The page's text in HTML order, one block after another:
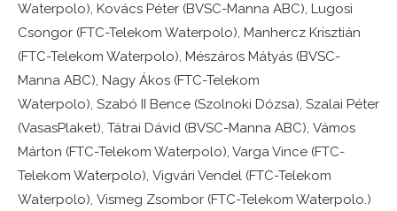
Waterpolo), Kovács Péter (BVSC-Manna ABC), Lugosi
Csongor (FTC-Telekom Waterpolo), Manhercz Krisztián
(FTC-Telekom Waterpolo), Mészáros Mátyás (BVSC-
Manna ABC), Nagy Ákos (FTC-Telekom
Waterpolo), Szabó II Bence (Szolnoki Dózsa), Szalai Péter
(VasasPlaket), Tátrai Dávid (BVSC-Manna ABC), Vámos
Márton (FTC-Telekom Waterpolo), Varga Vince (FTC-
Telekom Waterpolo), Vigvári Vendel (FTC-Telekom
Waterpolo), Vismeg Zsombor (FTC-Telekom Waterpolo.)